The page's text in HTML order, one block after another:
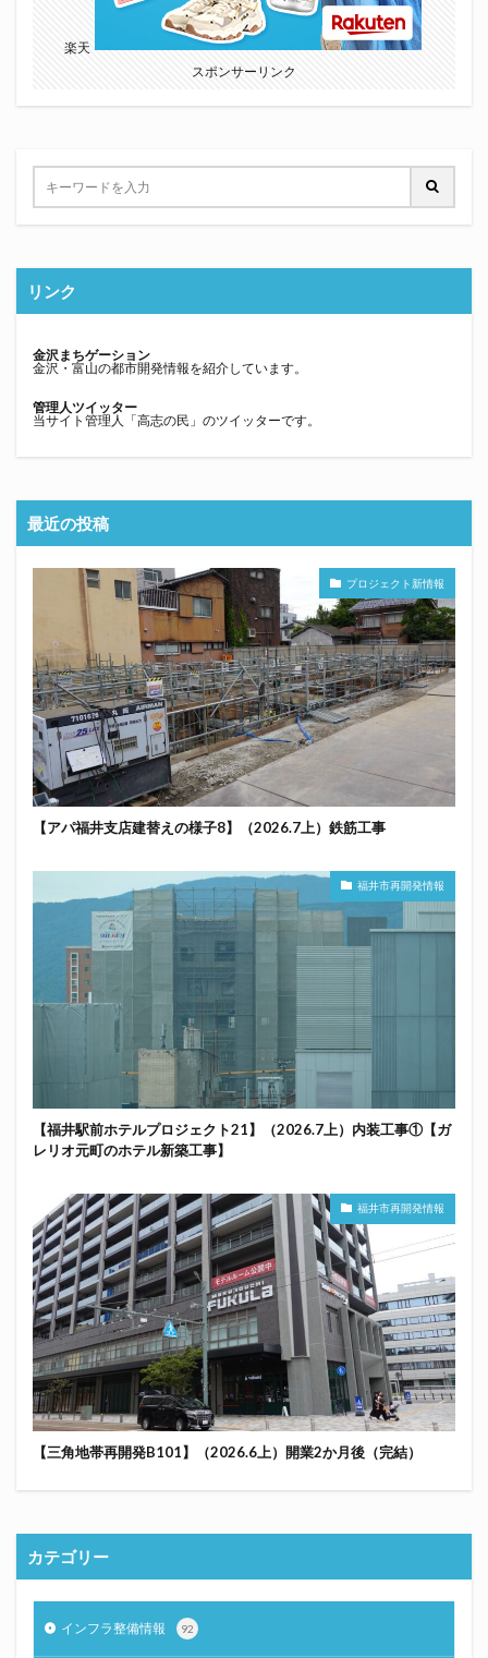
楽天
スポンサーリンク
リンク
金沢まちゲーション
金沢・富山の都市開発情報を紹介しています。
管理人ツイッター
当サイト管理人「高志の民」のツイッターです。
最近の投稿
プロジェクト新情報
【アパ福井支店建替えの様子8】（2026.7上）鉄筋工事
福井市再開発情報
【福井駅前ホテルプロジェクト21】（2026.7上）内装工事①【ガ
レリオ元町のホテル新築工事】
福井市再開発情報
【三角地帯再開発B101】（2026.6上）開業2か月後（完結）
カテゴリー
インフラ整備情報 92